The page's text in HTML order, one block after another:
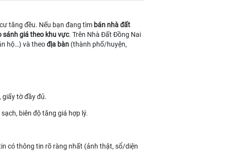
tăng đều. Nếu bạn đang tìm bán nhà đất
sánh giá theo khu vực. Trên Nhà Đất Đồng Nai
hộ…) và theođịa bàn (thành phố/huyện,
giấy tờ đầy đủ.
biên độ tăng giá hợp lý.
có thông tin rõ ràng nhất (ảnh thật, sổ/diện